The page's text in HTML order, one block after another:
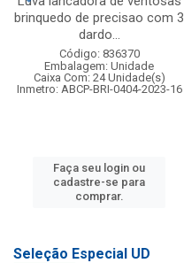
brinquedo de precisao com 3
dardo...
Código: 836370
Embalagem: Unidade
Caixa Com: 24 Unidade(s)
Inmetro: ABCP-BRI-0404-2023-16
Faça seu login ou
cadastre-se para
comprar.
Seleção Especial UD